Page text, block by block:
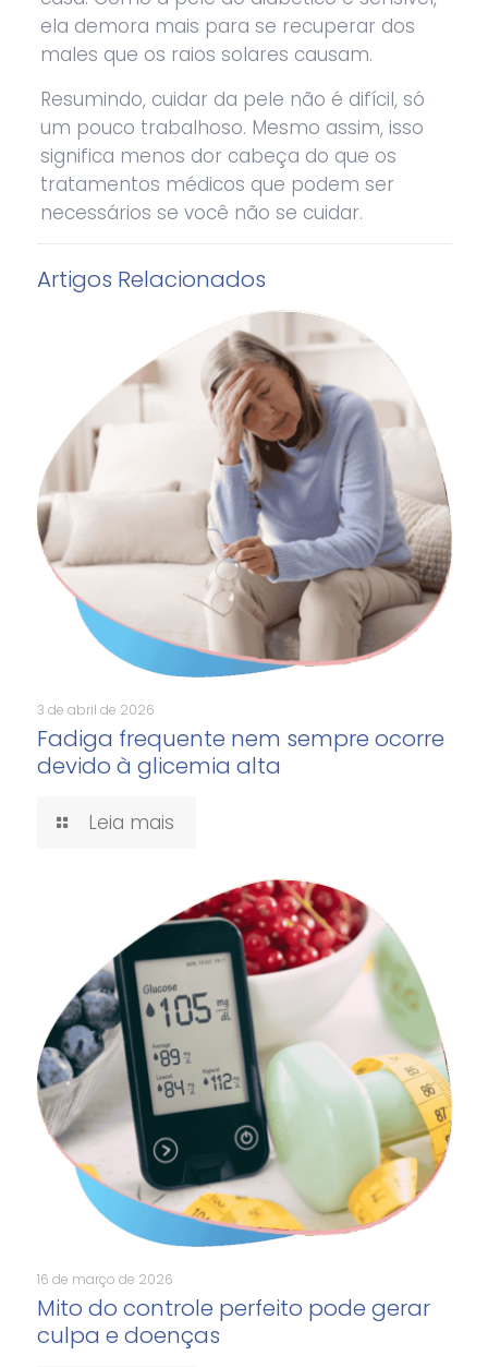
ela demora mais para se recuperar dos
males que os raios solares causam.
Resumindo, cuidar da pele não é difícil, só
um pouco trabalhoso. Mesmo assim, isso
significa menos dor cabeça do que os
tratamentos médicos que podem ser
necessários se você não se cuidar.
Artigos Relacionados
3 de abril de 2026
Fadiga frequente nem sempre ocorre
devido à glicemia alta
Leia mais
16 de março de 2026
Mito do controle perfeito pode gerar
culpa e doenças